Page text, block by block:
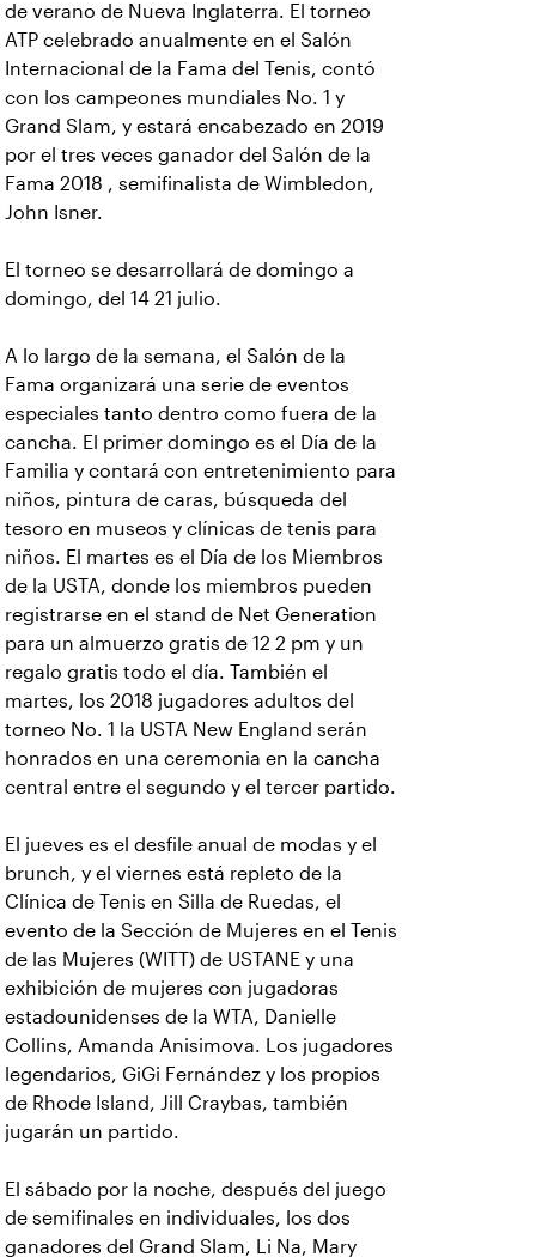
de verano de Nueva Inglaterra. El torneo
ATP celebrado anualmente en el Salón
Internacional de la Fama del Tenis, contó
con los campeones mundiales No. 1 y
Grand Slam, y estará encabezado en 2019
por el tres veces ganador del Salón de la
Fama 2018 , semifinalista de Wimbledon,
John Isner.
El torneo se desarrollará de domingo a
domingo, del 14 21 julio.
A lo largo de la semana, el Salón de la
Fama organizará una serie de eventos
especiales tanto dentro como fuera de la
cancha. El primer domingo es el Día de la
Familia y contará con entretenimiento para
niños, pintura de caras, búsqueda del
tesoro en museos y clínicas de tenis para
niños. El martes es el Día de los Miembros
de la USTA, donde los miembros pueden
registrarse en el stand de Net Generation
para un almuerzo gratis de 12 2 pm y un
regalo gratis todo el día. También el
martes, los 2018 jugadores adultos del
torneo No. 1 la USTA New England serán
honrados en una ceremonia en la cancha
central entre el segundo y el tercer partido.
El jueves es el desfile anual de modas y el
brunch, y el viernes está repleto de la
Clínica de Tenis en Silla de Ruedas, el
evento de la Sección de Mujeres en el Tenis
de las Mujeres (WITT) de USTANE y una
exhibición de mujeres con jugadoras
estadounidenses de la WTA, Danielle
Collins, Amanda Anisimova. Los jugadores
legendarios, GiGi Fernández y los propios
de Rhode Island, Jill Craybas, también
jugarán un partido.
El sábado por la noche, después del juego
de semifinales en individuales, los dos
ganadores del Grand Slam, Li Na, Mary